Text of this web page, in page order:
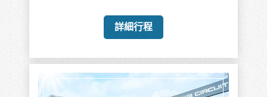
詳細行程